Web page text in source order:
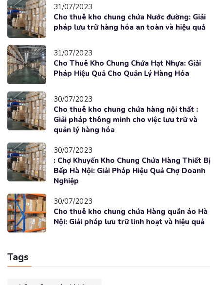
31/07/2023
Cho thuê kho chung chứa Nước đường: Giải
pháp lưu trữ hàng hóa an toàn và hiệu quả
31/07/2023
Cho Thuê Kho Chung Chứa Hạt Nhựa: Giải
Pháp Hiệu Quả Cho Quản Lý Hàng Hóa
30/07/2023
Cho thuê kho chung chứa hàng nội thất :
Giải pháp thông minh cho việc lưu trữ và
quản lý hàng hóa
30/07/2023
: Chợ Khuyến Kho Chung Chứa Hàng Thiết Bị
Bếp Hà Nội: Giải Pháp Hiệu Quả Chợ Doanh
Nghiệp
30/07/2023
Cho thuê kho chung chứa Hàng quần áo Hà
Nội: Giải pháp lưu trữ linh hoạt và hiệu quả
Tags